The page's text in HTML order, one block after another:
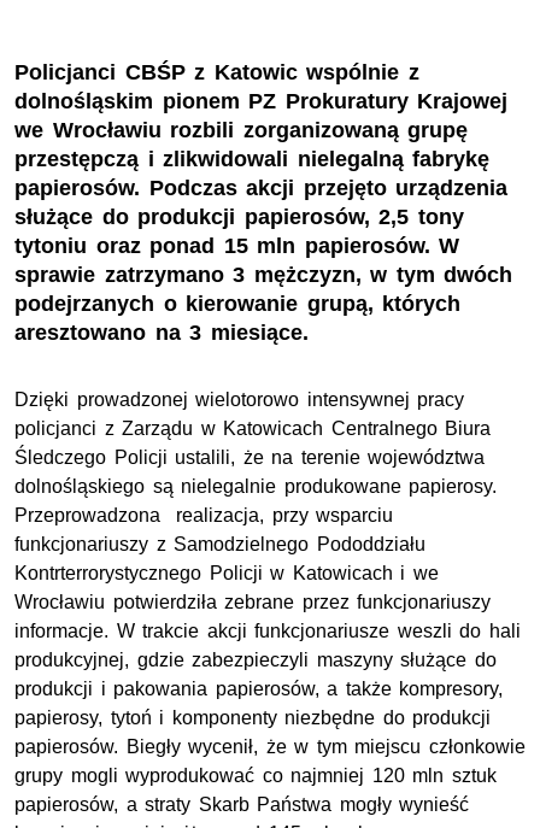
Policjanci CBŚP z Katowic wspólnie z
dolnośląskim pionem PZ Prokuratury Krajowej
we Wrocławiu rozbili zorganizowaną grupę
przestępczą i zlikwidowali nielegalną fabrykę
papierosów. Podczas akcji przejęto urządzenia
służące do produkcji papierosów, 2,5 tony
tytoniu oraz ponad 15 mln papierosów. W
sprawie zatrzymano 3 mężczyzn, w tym dwóch
podejrzanych o kierowanie grupą, których
aresztowano na 3 miesiące.
Dzięki prowadzonej wielotorowo intensywnej pracy
policjanci z Zarządu w Katowicach Centralnego Biura
Śledczego Policji ustalili, że na terenie województwa
dolnośląskiego są nielegalnie produkowane papierosy.
Przeprowadzona realizacja, przy wsparciu
funkcjonariuszy z Samodzielnego Pododdziału
Kontrterrorystycznego Policji w Katowicach i we
Wrocławiu potwierdziła zebrane przez funkcjonariuszy
informacje. W trakcie akcji funkcjonariusze weszli do hali
produkcyjnej, gdzie zabezpieczyli maszyny służące do
produkcji i pakowania papierosów, a także kompresory,
papierosy, tytoń i komponenty niezbędne do produkcji
papierosów. Biegły wycenił, że w tym miejscu członkowie
grupy mogli wyprodukować co najmniej 120 mln sztuk
papierosów, a straty Skarb Państwa mogły wynieść